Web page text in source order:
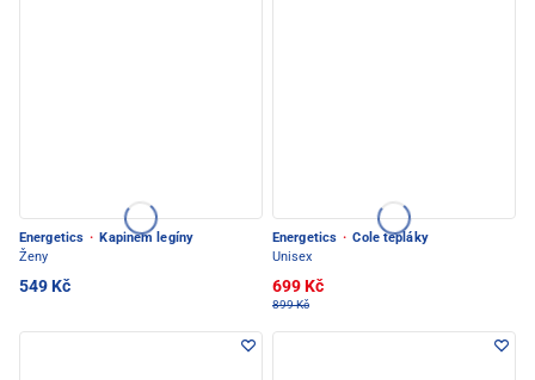
Energetics · Kapinem legíny
Ženy
549 Kč
Energetics · Cole tepláky
Unisex
699 Kč
899 Kč